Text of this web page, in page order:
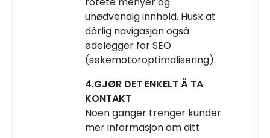
unødvendig innhold. Husk at
dårlig navigasjon også
ødelegger for SEO
(søkemotoroptimalisering).
4.GJØR DET ENKELT Å TA
KONTAKT
Noen ganger trenger kunder
mer informasjon om ditt